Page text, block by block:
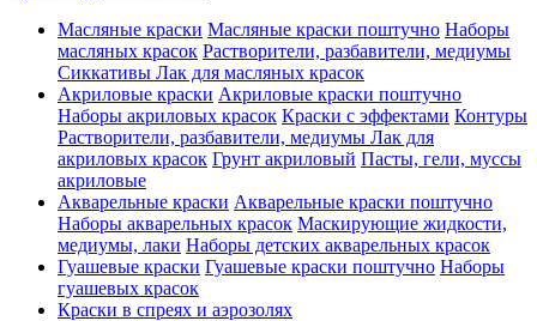
Масляные краски Масляные краски поштучно Наборы
масляных красок Растворители, разбавители, медиумы
Сиккативы Лак для масляных красок
Акриловые краски Акриловые краски поштучно
Наборы акриловых красок Краски с эффектами Контуры
Растворители, разбавители, медиумы Лак для
акриловых красок Грунт акриловый Пасты, гели, муссы
акриловые
Акварельные краски Акварельные краски поштучно
Наборы акварельных красок Маскирующие жидкости,
медиумы, лаки Наборы детских акварельных красок
Гуашевые краски Гуашевые краски поштучно Наборы
гуашевых красок
Краски в спреях и аэрозолях